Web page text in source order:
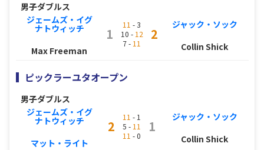
男子ダブルス
ジェームズ・イグ
ナトウィッチ
Max Freeman
1
11 - 3
10 - 12
7 - 11
2
ジャック・ソック
Collin Shick
ピックラーユタオープン
男子ダブルス
ジェームズ・イグ
ナトウィッチ
マット・ライト
2
11 - 1
5 - 11
11 - 0
1
ジャック・ソック
Collin Shick